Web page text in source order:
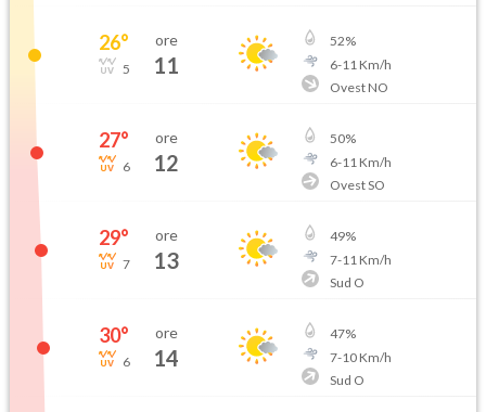
26°
5
ore
11
52%
6-11 Km/h
Ovest NO
27°
6
ore
12
50%
6-11 Km/h
Ovest SO
29°
7
ore
13
49%
7-11 Km/h
Sud O
30°
6
ore
14
47%
7-10Km/h
Sud O